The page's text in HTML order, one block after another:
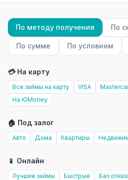
По методу получения По
По сумме По условиям
💳 На карту
Все займы на карту VISA
На ЮMoney
🏠 Под залог
Авто Дома Квартиры
📱 Онлайн
Лучшие займы Быстрые Без